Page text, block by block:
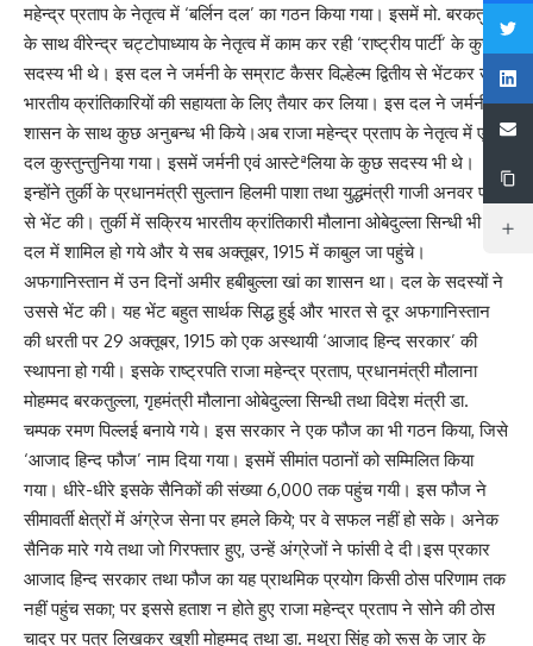
महेन्द्र प्रताप के नेतृत्व में ‘बर्लिन दल’ का गठन किया गया। इसमें मो. बरकतुल्ला
के साथ वीरेन्द्र चट्टोपाध्याय के नेतृत्व में काम कर रही ‘राष्ट्रीय पार्टी’ के कुछ
सदस्य भी थे। इस दल ने जर्मनी के सम्राट कैसर विल्हेल्म द्वितीय से भेंटकर उन्हें
भारतीय क्रांतिकारियों की सहायता के लिए तैयार कर लिया। इस दल ने जर्मनी के
शासन के साथ कुछ अनुबन्ध भी किये।अब राजा महेन्द्र प्रताप के नेतृत्व में एक
दल कुस्तुन्तुनिया गया। इसमें जर्मनी एवं आस्टेªलिया के कुछ सदस्य भी थे।
इन्होंने तुर्की के प्रधानमंत्री सुल्तान हिलमी पाशा तथा युद्धमंत्री गाजी अनवर पाशा
से भेंट की। तुर्की में सक्रिय भारतीय क्रांतिकारी मौलाना ओबेदुल्ला सिन्धी भी इस
दल में शामिल हो गये और ये सब अक्तूबर, 1915 में काबुल जा पहुंचे।
अफगानिस्तान में उन दिनों अमीर हबीबुल्ला खां का शासन था। दल के सदस्यों ने
उससे भेंट की। यह भेंट बहुत सार्थक सिद्ध हुई और भारत से दूर अफगानिस्तान
की धरती पर 29 अक्तूबर, 1915 को एक अस्थायी ‘आजाद हिन्द सरकार’ की
स्थापना हो गयी। इसके राष्ट्रपति राजा महेन्द्र प्रताप, प्रधानमंत्री मौलाना
मोहम्मद बरकतुल्ला, गृहमंत्री मौलाना ओबेदुल्ला सिन्धी तथा विदेश मंत्री डा.
चम्पक रमण पिल्लई बनाये गये। इस सरकार ने एक फौज का भी गठन किया, जिसे
‘आजाद हिन्द फौज’ नाम दिया गया। इसमें सीमांत पठानों को सम्मिलित किया
गया। धीरे-धीरे इसके सैनिकों की संख्या 6,000 तक पहुंच गयी। इस फौज ने
सीमावर्ती क्षेत्रों में अंग्रेज सेना पर हमले किये; पर वे सफल नहीं हो सके। अनेक
सैनिक मारे गये तथा जो गिरफ्तार हुए, उन्हें अंग्रेजों ने फांसी दे दी।इस प्रकार
आजाद हिन्द सरकार तथा फौज का यह प्राथमिक प्रयोग किसी ठोस परिणाम तक
नहीं पहुंच सका; पर इससे हताश न होते हुए राजा महेन्द्र प्रताप ने सोने की ठोस
चादर पर पत्र लिखकर खुशी मोहम्मद तथा डा. मथुरा सिंह को रूस के जार के